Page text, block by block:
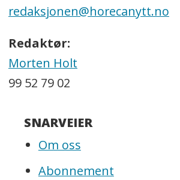
redaksjonen@horecanytt.no
Redaktør:
Morten Holt
99 52 79 02
SNARVEIER
Om oss
Abonnement